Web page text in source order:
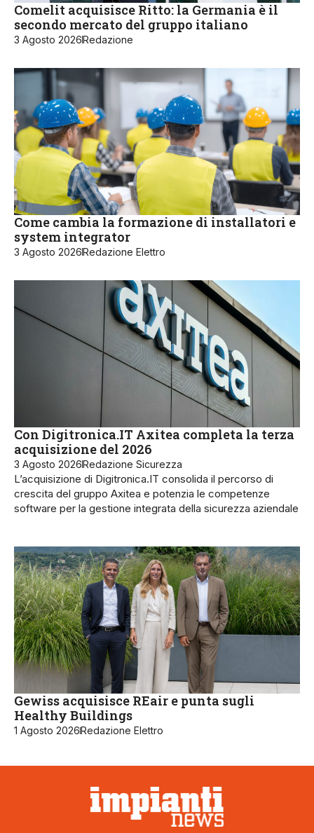
Comelit acquisisce Ritto: la Germania è il
secondo mercato del gruppo italiano
3 Agosto 2026Redazione
Come cambia la formazione di installatori e
system integrator
3 Agosto 2026Redazione Elettro
Con Digitronica.IT Axitea completa la terza
acquisizione del 2026
3 Agosto 2026Redazione Sicurezza
L’acquisizione di Digitronica.IT consolida il percorso di
crescita del gruppo Axitea e potenzia le competenze
software per la gestione integrata della sicurezza aziendale
Gewiss acquisisce REair e punta sugli
Healthy Buildings
1 Agosto 2026Redazione Elettro